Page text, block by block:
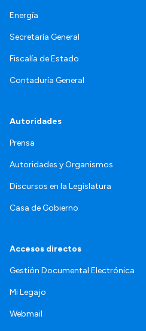
Energía
Secretaría General
Fiscalía de Estado
Contaduría General
Autoridades
Prensa
Autoridades y Organismos
Discursos en la Legislatura
Casa de Gobierno
Accesos directos
Gestión Documental Electrónica
Mi Legajo
Webmail